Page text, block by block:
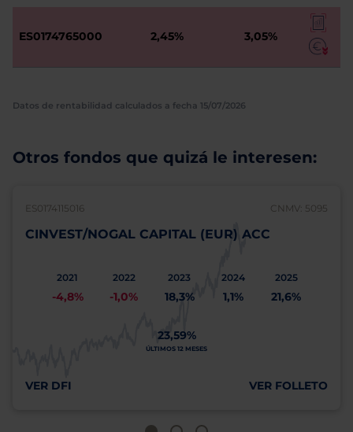
ES0174765000 2,45% 3,05%
Datos de rentabilidad calculados a fecha 15/07/2026
Otros fondos que quizá le interesen:
ES0174115016 CNMV: 5095
CINVEST/NOGAL CAPITAL (EUR) ACC
2021
-4,8%
2022
-1,0%
2023
18,3%
2024
1,1%
2025
21,6%
23,59%
ÚLTIMOS 12 MESES
VER DFI VER FOLLETO